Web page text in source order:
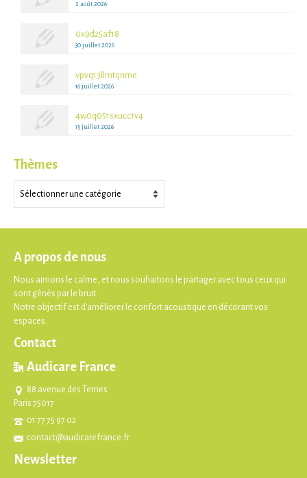
2 août 2026
0x9d25af18
30 juillet 2026
vpvq13llmtqnme
16 juillet 2026
4w0q051sxucc1v4
15 juillet 2026
Thèmes
Thèmes
A propos de nous
Nous aimons le calme, et nous souhaitons le partager avec tous ceux qui
sont gênés par le bruit.
Notre objectif est d'améliorer le confort acoustique en décorant vos
espaces.
Contact
Audicare France
88 avenue des Ternes
Paris 75017
01 77 75 97 02
contact@audicarefrance.fr
Newsletter